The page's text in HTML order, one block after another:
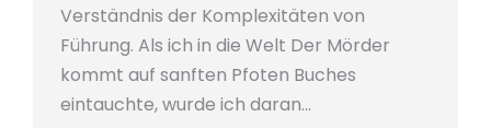
Verständnis der Komplexitäten von
Führung. Als ich in die Welt Der Mörder
kommt auf sanften Pfoten Buches
eintauchte, wurde ich daran…